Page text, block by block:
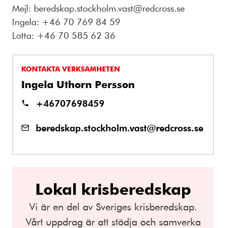
Mejl: beredskap.stockholm.vast@redcross.se
Ingela: +46 70 769 84 59
Lotta: +46 70 585 62 36
KONTAKTA VERKSAMHETEN
Ingela Uthorn Persson
+46707698459
beredskap.stockholm.vast@redcross.se
Lokal krisberedskap
Vi är en del av Sveriges krisberedskap.
Vårt uppdrag är att stödja och samverka